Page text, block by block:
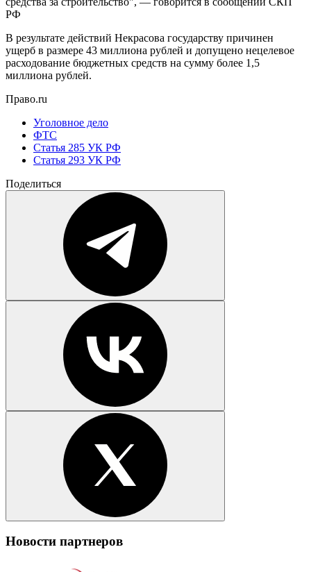
РФ
В результате действий Некрасова государству причинен
ущерб в размере 43 миллиона рублей и допущено нецелевое
расходование бюджетных средств на сумму более 1,5
миллиона рублей.
Право.ru
Уголовное дело
ФТС
Статья 285 УК РФ
Статья 293 УК РФ
Поделиться
Новости партнеров